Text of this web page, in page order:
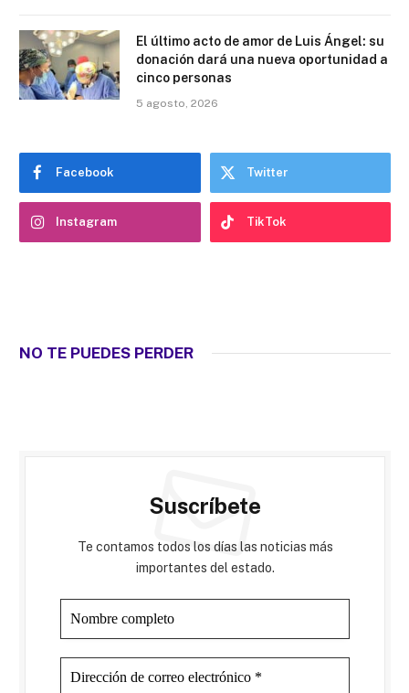
El último acto de amor de Luis Ángel: su
donación dará una nueva oportunidad a
cinco personas
5 agosto, 2026
Facebook Twitter
Instagram TikTok
NO TE PUEDES PERDER
Suscríbete
Te contamos todos los días las noticias más
importantes del estado.